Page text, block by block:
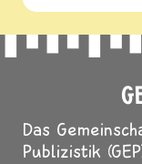
Das
Publizistik